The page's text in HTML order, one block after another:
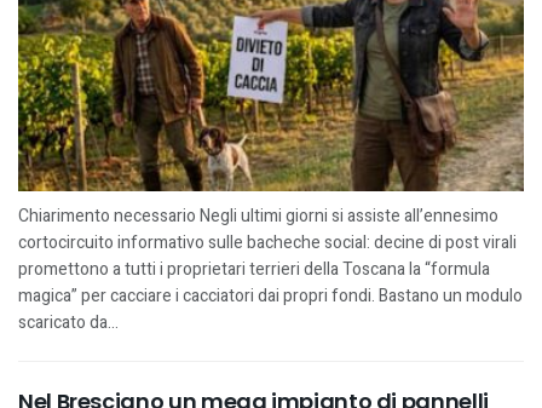
Chiarimento necessario Negli ultimi giorni si assiste all’ennesimo
cortocircuito informativo sulle bacheche social: decine di post virali
promettono a tutti i proprietari terrieri della Toscana la “formula
magica” per cacciare i cacciatori dai propri fondi. Bastano un modulo
scaricato da...
Nel Bresciano un mega impianto di pannelli